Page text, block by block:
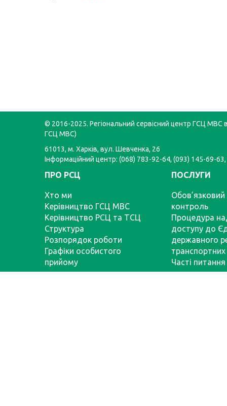
© 2016-2025. Регіональний сервісний центр ГСЦ МВС в
ГСЦ МВС)
61013, м. Харків, вул. Шевченка, 26
Інформаційний центр: (068) 783-92-64, (093) 145-69-
ПРО РСЦ
Хто ми
Керівництво ГСЦ МВС
Керівництво РСЦ та ТСЦ
Структура
Розпорядок роботи
Графіки особистого
прийому
ПОСЛУГИ
Обов’язковий
контроль
Процедура
доступу до
державного
транспортних
Часті питання